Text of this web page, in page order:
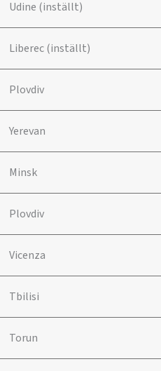
Udine (inställt)
Liberec (inställt)
Plovdiv
Yerevan
Minsk
Plovdiv
Vicenza
Tbilisi
Torun